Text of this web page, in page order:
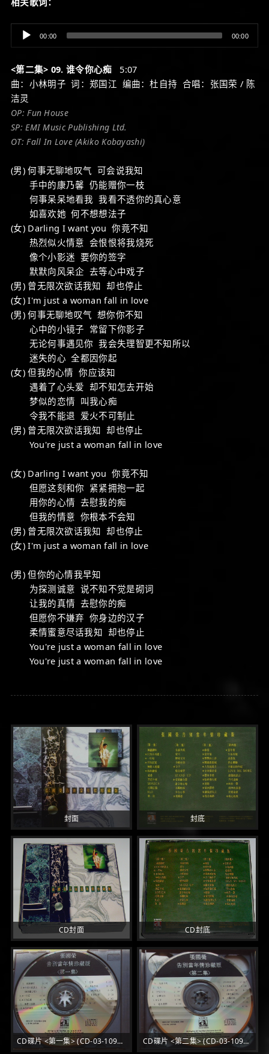
Audio
Player
00:00 00:00
<第二集> 09. 谁令你心痴 5:07
曲：小林明子 词：郑国江 编曲：杜自持 合唱：张国荣 / 陈
洁灵
OP: Fun House
SP: EMI Music Publishing Ltd.
OT: Fall In Love (Akiko Kobayashi)
(男) 何事无聊地叹气 可会说我知
手中的康乃馨 仍能赠你一枝
何事呆呆地看我 我看不透你的真心意
如喜欢她 何不想想法子
(女) Darling I want you 你竟不知
热烈似火情意 会恨恨将我烧死
像个小影迷 要你的签字
默默向风呆企 去等心中戏子
(男) 曾无限次欲话我知 却也停止
(女) I'm just a woman fall in love
(男) 何事无聊地叹气 想你你不知
心中的小镜子 常留下你影子
无论何事遇见你 我会失理智更不知所以
迷失的心 全都因你起
(女) 但我的心情 你应该知
遇着了心头爱 却不知怎去开始
梦似的恋情 叫我心痴
令我不能退 爱火不可制止
(男) 曾无限次欲话我知 却也停止
You're just a woman fall in love
(女) Darling I want you 你竟不知
但愿这刻和你 紧紧拥抱一起
用你的心情 去慰我的痴
但我的情意 你根本不会知
(男) 曾无限次欲话我知 却也停止
(女) I'm just a woman fall in love
(男) 但你的心情我早知
为探测诚意 说不知不觉是砌词
让我的真情 去慰你的痴
但愿你不嫌弃 你身边的汉子
柔情蜜意尽话我知 却也停止
You're just a woman fall in love
You're just a woman fall in love
封面 封底
CD封面 CD封底
CD碟片 <第一集> (CD-03-1090-A-U 1A2 TO) CD碟片 <第二集> (CD-03-1090-B 1A2 TO)